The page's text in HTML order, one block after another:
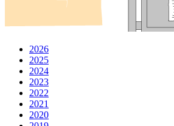
2026
2025
2024
2023
2022
2021
2020